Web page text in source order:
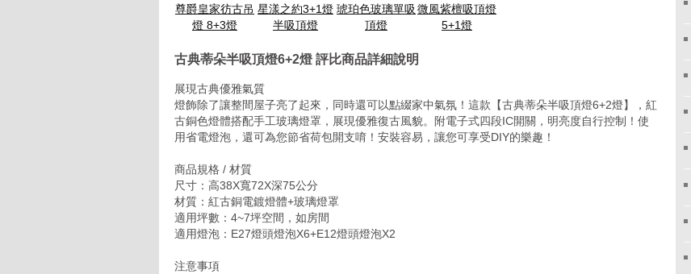
尊爵皇家彷古吊
燈 8+3燈
星漾之約3+1燈
半吸頂燈
琥珀色玻璃單吸
頂燈
微風紫檀吸頂燈
5+1燈
古典蒂朵半吸頂燈6+2燈 評比商品詳細說明
展現古典優雅氣質
燈飾除了讓整間屋子亮了起來，同時還可以點綴家中氣氛！這款【古典蒂朵半吸頂燈6+2燈】，紅
古銅色燈體搭配手工玻璃燈罩，展現優雅復古風貌。附電子式四段IC開關，明亮度自行控制！使
用省電燈泡，還可為您節省荷包開支唷！安裝容易，讓您可享受DIY的樂趣！
商品規格 / 材質
尺寸：高38X寬72X深75公分
材質：紅古銅電鍍燈體+玻璃燈罩
適用坪數：4~7坪空間，如房間
適用燈泡：E27燈頭燈泡X6+E12燈頭燈泡X2
注意事項